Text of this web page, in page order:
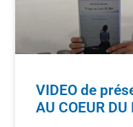
VIDEO de
AU COEUR DU